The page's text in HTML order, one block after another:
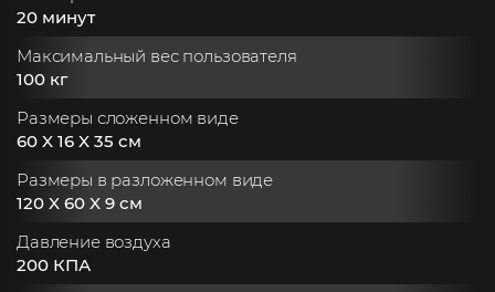
20 минут
Максимальный вес пользователя
100 кг
Размеры сложенном виде
60 X 16 X 35 см
Размеры в разложенном виде
120 X 60 X 9 см
Давление воздуха
200 КПА